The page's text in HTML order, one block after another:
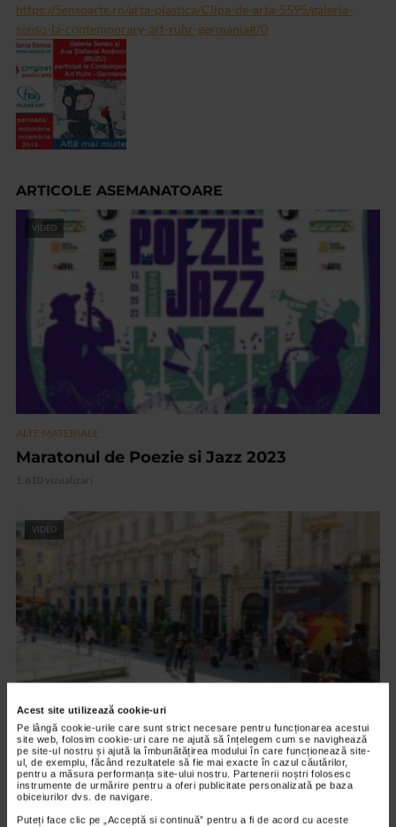
Acest site utilizează cookie-uri
Pe lângă cookie-urile care sunt strict necesare pentru funcționarea acestui
site web, folosim cookie-uri care ne ajută să înțelegem cum se navighează
pe site-ul nostru și ajută la îmbunătățirea modului în care funcționează site-
ul, de exemplu, făcând rezultatele să fie mai exacte în cazul căutărilor,
pentru a măsura performanța site-ului nostru. Partenerii noștri folosesc
instrumente de urmărire pentru a oferi publicitate personalizată pe baza
obiceiurilor dvs. de navigare.
Puteți face clic pe „Acceptă si continuă” pentru a fi de acord cu aceste
https://Sensoarte.ro/arta-plastica/Clipa-de-arta-5595/galeria-
senso-la-contemporary-art-ruhr-germania#/0
ARTICOLE ASEMANATOARE
VIDEO
ALTE MATERIALE
Maratonul de Poezie si Jazz 2023
1.610 vizualizari
VIDEO
ALTE MATERIALE
Art Safari 2021 – editia a VIII a
2.840 vizualizari